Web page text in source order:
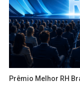
Prêmio Melhor RH